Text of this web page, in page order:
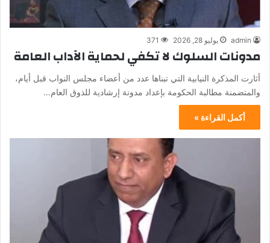
admin يوليو 28, 2026 371
مدونات السلوك لا تكفي لحماية الآداب العامة
أثارت المذكرة النيابية التي تبناها عدد من أعضاء مجلس النواب قبل أيام،
والمتضمنة مطالبة الحكومة بإعداد مدونة إرشادية للذوق العام…
أكمل القراءة »